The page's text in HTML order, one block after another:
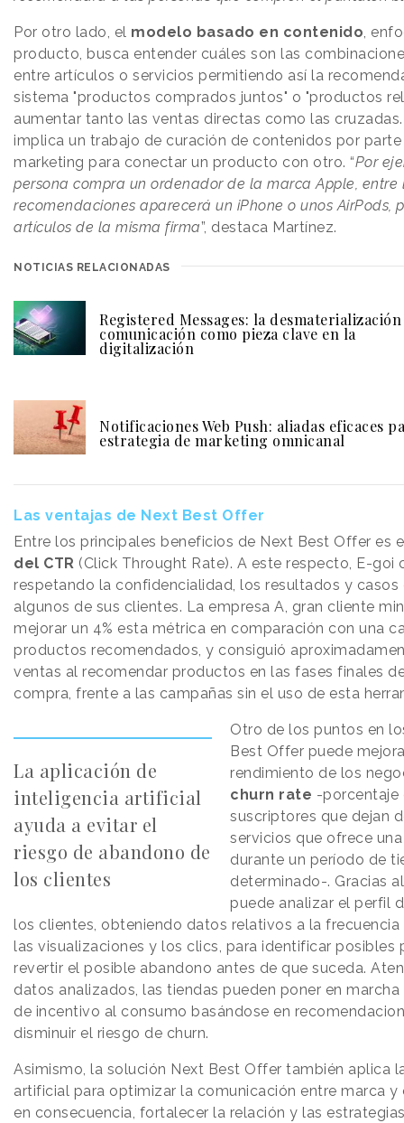
Por otro lado, el modelo basado en contenido,
producto, busca entender cuáles son las
entre artículos o servicios permitiendo así la
sistema "productos comprados juntos" o "productos
aumentar tanto las ventas directas como las
implica un trabajo de curación de contenidos por
marketing para conectar un producto con otro. “Por
persona compra un ordenador de la marca Apple, entre
recomendaciones aparecerá un iPhone o unos AirPods,
artículos de la misma firma”, destaca Martínez.
NOTICIAS RELACIONADAS
Registered Messages: la
comunicación como pieza clave en la
digitalización
Notificaciones Web Push: aliadas eficaces
estrategia de marketing omnicanal
Las ventajas de Next Best Offer
Entre los principales beneficios de Next Best Offer es
del CTR (Click Throught Rate). A este respecto, E-goi
respetando la confidencialidad, los resultados y casos
algunos de sus clientes. La empresa A, gran cliente
mejorar un 4% esta métrica en comparación con una
productos recomendados, y consiguió
ventas al recomendar productos en las fases finales
compra, frente a las campañas sin el uso de esta
La aplicación de
inteligencia artificial
ayuda a evitar el
riesgo de abandono de
los clientes
Otro de los puntos en
Best Offer puede
rendimiento de los
churn rate -porcentaje
suscriptores que dejan
servicios que ofrece
durante un período de
determinado-. Gracias
puede analizar el perfil
los clientes, obteniendo datos relativos a la
las visualizaciones y los clics, para identificar posibles
revertir el posible abandono antes de que suceda.
datos analizados, las tiendas pueden poner en
de incentivo al consumo basándose en
disminuir el riesgo de churn.
Asimismo, la solución Next Best Offer también aplica
artificial para optimizar la comunicación entre marca y
en consecuencia, fortalecer la relación y las